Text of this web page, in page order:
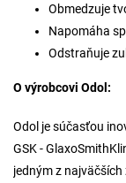
Obmedzuje
Napomáha
Odstraňuje
O výrobcovi Odol:
Odol je súčasťou
GSK -
jedným z